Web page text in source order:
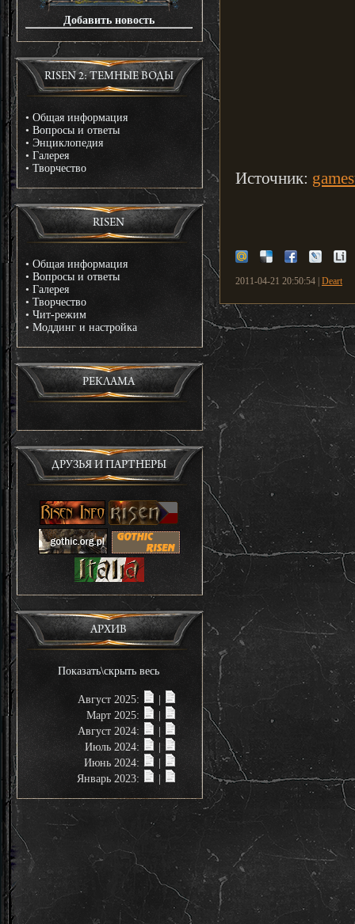
Добавить новость
RISEN 2: ТЕМНЫЕ ВОДЫ
• Общая информация
• Вопросы и ответы
• Энциклопедия
• Галерея
• Творчество
RISEN
• Общая информация
• Вопросы и ответы
• Галерея
• Творчество
• Чит-режим
• Моддинг и настройка
РЕКЛАМА
ДРУЗЬЯ И ПАРТНЕРЫ
АРХИВ
Показать\скрыть весь
Август 2025:
Март 2025:
Август 2024:
Июль 2024:
Июнь 2024:
Январь 2023:
Источник:
2011-04-21 20:50:54 | Deart